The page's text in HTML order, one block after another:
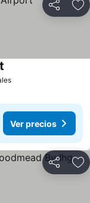
Compartir
Ver precios
Ver precios
Compartir